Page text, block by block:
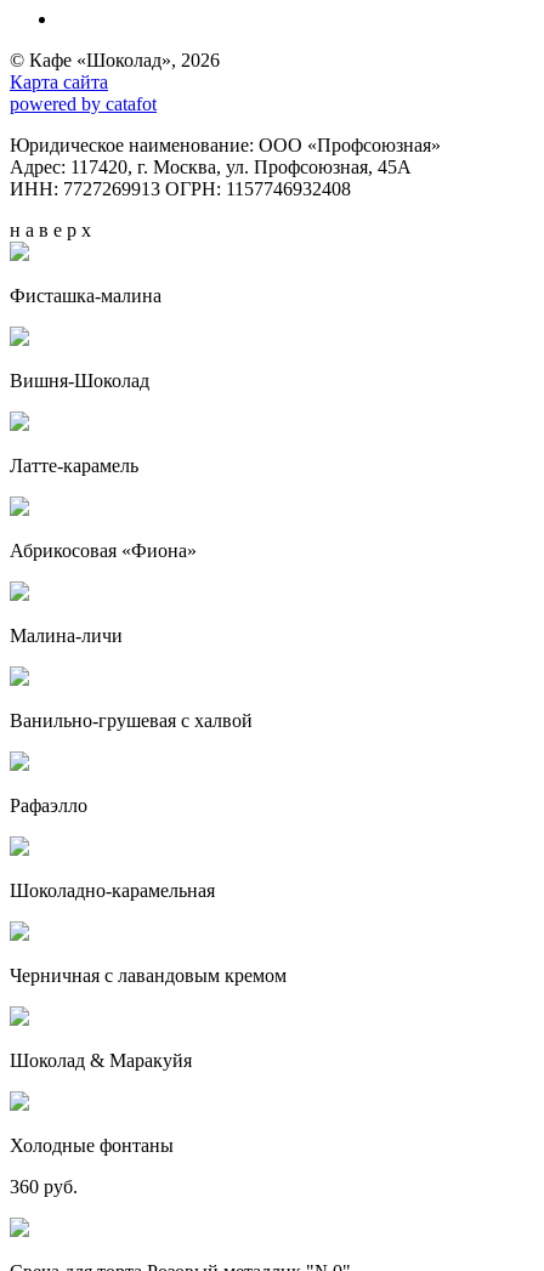
© Кафе «Шоколад», 2026
Карта сайта
powered by catafot
Юридическое наименование: ООО «Профсоюзная»
Адрес: 117420, г. Москва, ул. Профсоюзная, 45А
ИНН: 7727269913 ОГРН: 1157746932408
н а в е р х
Фисташка-малина
Вишня-Шоколад
Латте-карамель
Абрикосовая «Фиона»
Малина-личи
Ванильно-грушевая с халвой
Рафаэлло
Шоколадно-карамельная
Черничная с лавандовым кремом
Шоколад & Маракуйя
Холодные фонтаны
360 руб.